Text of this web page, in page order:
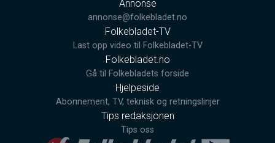
Annonse
annonse@folkebladet.no
Folkebladet-TV
Last opp video til Folkebladet-TV
Folkebladet.no
Gå til Folkebladets forside
Hjelpeside
Abonnement, TV, teknisk og retningslinjer
Tips redaksjonen
Tips oss